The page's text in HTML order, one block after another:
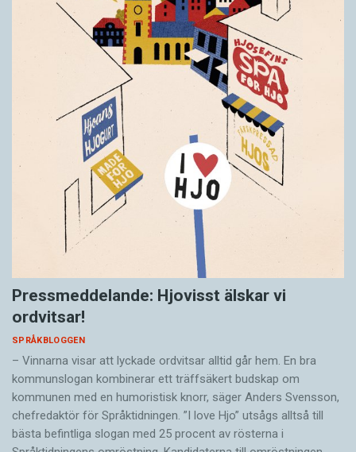
Pressmeddelande: Hjovisst älskar vi
ordvitsar!
SPRÅKBLOGGEN
– Vinnarna visar att lyckade ordvitsar alltid går hem. En bra
kommunslogan kombinerar ett träffsäkert budskap om
kommunen med en humoristisk knorr, säger Anders Svensson,
chefredaktör för Språktidningen. ”I love Hjo” utsågs alltså till
bästa befintliga slogan med 25 procent av rösterna i